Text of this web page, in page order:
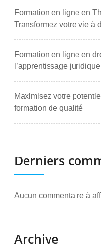
Formation en ligne en
Transformez votre vie à
Formation en ligne en
l’apprentissage juridique
Maximisez votre
formation de qualité
Derniers
Aucun commentaire à
Archive